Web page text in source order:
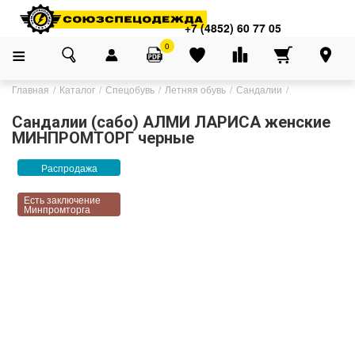
+7 (4852) 60 77 05
0
Главная Каталог Спецобувь Летняя обувь Сандалии
Сандалии (сабо) АЛМИ ЛАРИСА женские
МИНПРОМТОРГ черные
Распродажа
Есть заключение
Минпромторга